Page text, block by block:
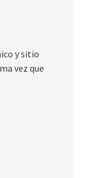
y sitio
vez que